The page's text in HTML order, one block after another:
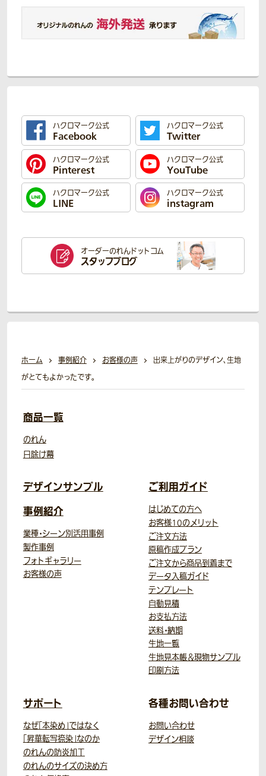
ハクロマーク公式
Facebook
ハクロマーク公式
Twitter
ハクロマーク公式
Pinterest
ハクロマーク公式
YouTube
ハクロマーク公式
LINE
ハクロマーク公式
instagram
オーダーのれんドットコム
スタッフブログ
ホーム 事例紹介 お客様の声
出来上がりのデザイン、生地
がとてもよかったです。
商品一覧
のれん
日除け幕
デザインサンプル
事例紹介
業種・シーン別活用事例
製作事例
フォトギャラリー
お客様の声
ご利用ガイド
はじめての方へ
お客様10のメリット
ご注文方法
原稿作成プラン
ご注文から商品到着まで
データ入稿ガイド
テンプレート
自動見積
お支払方法
送料・納期
生地一覧
生地見本帳＆現物サンプル
印刷方法
サポート
なぜ「本染め」ではなく
「昇華転写捺染」なのか
のれんの防炎加工
のれんのサイズの決め方
各種お問い合わせ
お問い合わせ
デザイン相談